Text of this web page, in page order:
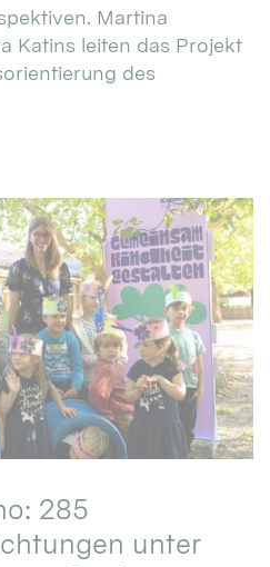
Martina
Katins leiten das Projekt
des
285
unter